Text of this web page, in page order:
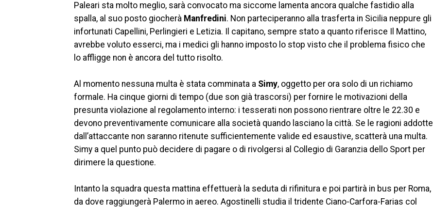
Paleari sta molto meglio, sarà convocato ma siccome lamenta ancora qualche fastidio alla
spalla, al suo posto giocherà Manfredini. Non parteciperanno alla trasferta in Sicilia neppure gli
infortunati Capellini, Perlingieri e Letizia. Il capitano, sempre stato a quanto riferisce Il Mattino,
avrebbe voluto esserci, ma i medici gli hanno imposto lo stop visto che il problema fisico che
lo affligge non è ancora del tutto risolto.
Al momento nessuna multa è stata comminata a Simy, oggetto per ora solo di un richiamo
formale. Ha cinque giorni di tempo (due son già trascorsi) per fornire le motivazioni della
presunta violazione al regolamento interno: i tesserati non possono rientrare oltre le 22.30 e
devono preventivamente comunicare alla società quando lasciano la città. Se le ragioni addotte
dall’attaccante non saranno ritenute sufficientemente valide ed esaustive, scatterà una multa.
Simy a quel punto può decidere di pagare o di rivolgersi al Collegio di Garanzia dello Sport per
dirimere la questione.
Intanto la squadra questa mattina effettuerà la seduta di rifinitura e poi partirà in bus per Roma,
da dove raggiungerà Palermo in aereo. Agostinelli studia il tridente Ciano-Carfora-Farias col